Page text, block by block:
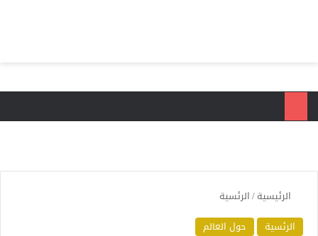
الرئيسية/الرئسية
الرئسية
حول العالم